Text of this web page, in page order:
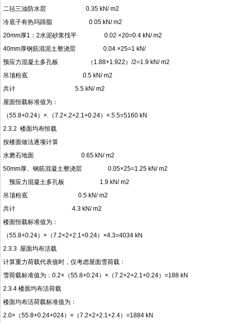
二毡三油防水层 0.35 kN/ m2
冷底子有热玛蹄脂 0.05 kN/ m2
20mm厚1：2水泥砂浆找平 0.02 ×20=0.4 kN/ m2
40mm厚钢筋混泥土整浇层 0.04 ×25=1 kN/
预应力混凝土多孔板 （1.88+1.922）/2=1.9 kN/ m2
吊顶粉底 0.5 kN/ m2
共计 5.5 kN/ m2
屋面恒载标准值为：
（55.8+0.24）×.（7.2×.2+2.1+0.24）×.5.5=5160 kN
2.3.2 楼面均布恒载
按楼面做法逐项计算
水磨石地面 0.65 kN/ m2
50mm厚、钢筋混凝土整浇层 0.05×25=1.25 kN/ m2
预应力混凝土多孔板 1.9 kN/ m2
吊顶粉底 0.5 kN/ m2
共计 4.3 kN/ m2
楼面恒载标准值为：
（55.8+0.24）×（7.2×2+2.1+0.24）×4.3=4034 kN
2.3.3 屋面均布活载
计算重力荷载代表值时，仅考虑屋面雪荷载：
雪荷载标准值为：0.2×（55.8+0.24）×（7.2×2+2.1+0.24）=188 kN
2.3.4 楼面均布活荷载
楼面均布活荷载标准值为：
2.0×（55.8+0.24+024）×（7.2×2+2.1+2.4）=1884 kN